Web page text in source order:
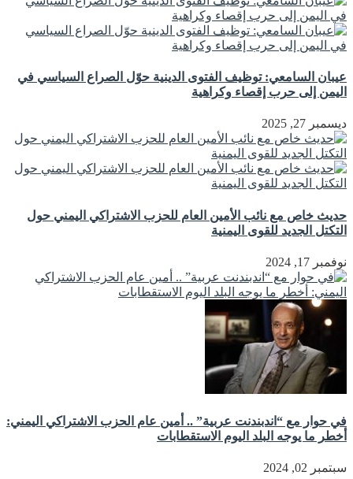
عيبان السامعي: توظيف الفتوى الدينية حوّل الصراع السياسي في
اليمن إلى حرب إقصاء وكراهية
ديسمبر 27, 2025
حديث خاص مع نائب الأمين العام للحزب الاشتراكي اليمني حول
التكتل الجديد للقوى اليمنية
نوفمبر 17, 2024
في حوار مع “اندبندنت عربية” .. أمين عام الحزب الاشتراكي اليمني:
أخطر ما يوجه البلد اليوم الاستقطابات
سبتمبر 02, 2024